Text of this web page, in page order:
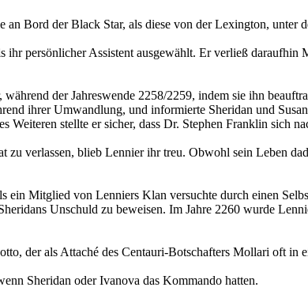
Bord der Black Star, als diese von der Lexington, unter
persönlicher Assistent ausgewählt. Er verließ daraufhin
der Jahreswende 2258/2259, indem sie ihn
ihrer Umwandlung, und informierte Sheridan und
stellte er sicher, dass Dr. Stephen Franklin sich
zu verlassen, blieb Lennier ihr treu. Obwohl sein Leben
Mitglied von Lenniers Klan versuchte durch einen
Unschuld zu beweisen. Im Jahre 2260 wurde
der als Attaché des Centauri-Botschafters Mollari oft in
Sheridan oder Ivanova das Kommando hatten.